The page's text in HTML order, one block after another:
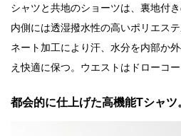
シャツと共地のショーツは、裏地付
内側には透湿撥水性の高いポリエス
ネート加工により汗、水分を内部か
え快適に保つ。ウエストはドローコ
都会的に仕上げた高機能Tシャツ